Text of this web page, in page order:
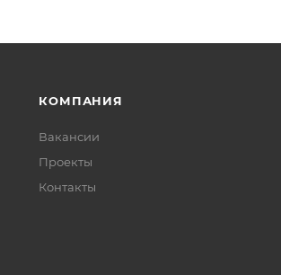
КОМПАНИЯ
Вакансии
Проекты
Контакты